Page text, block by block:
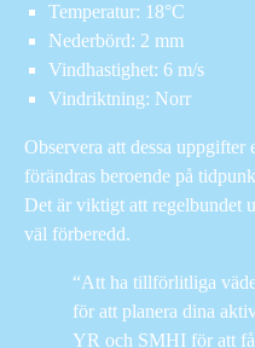
Temperatur: 18°C
Nederbörd: 2 mm
Vindhastighet: 6 m/s
Vindriktning: Norr
Observera att dessa uppgifter
förändras beroende på
Det är viktigt att regelbundet
väl förberedd.
“Att ha tillförlitliga
för att planera dina
YR och SMHI för att få